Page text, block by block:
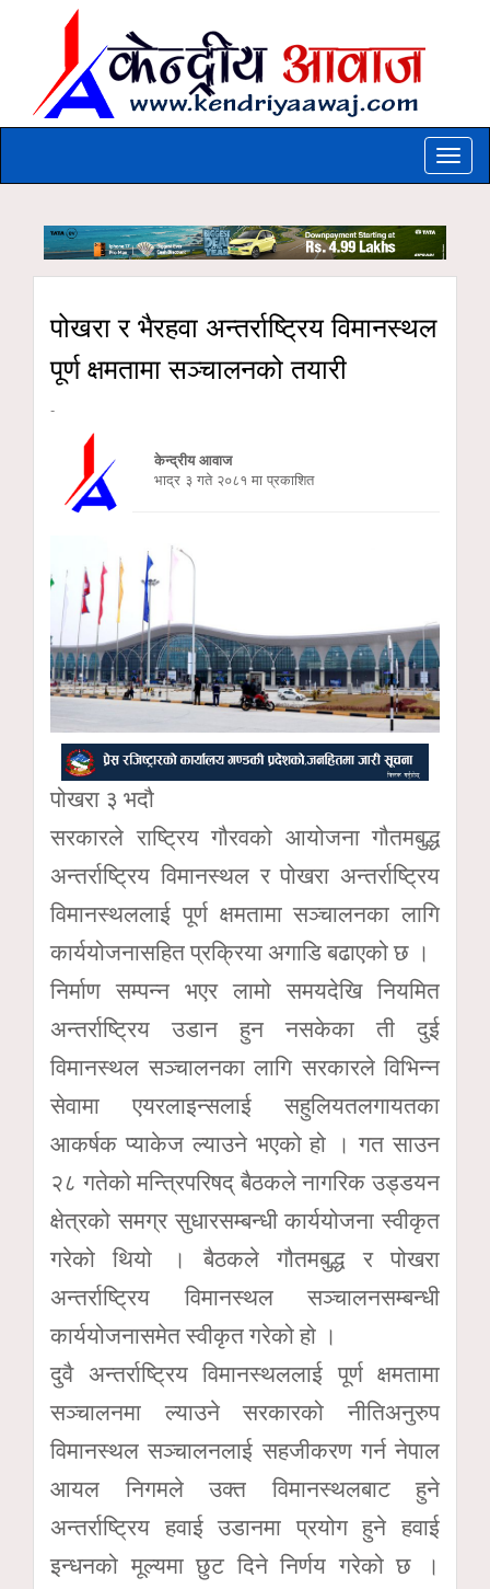
Toggle
पोखरा र भैरहवा अन्तर्राष्ट्रिय विमानस्थल
पूर्ण क्षमतामा सञ्चालनको तयारी
-
केन्द्रीय आवाज
भाद्र ३ गते २०८१ मा प्रकाशित
पोखरा ३ भदौ
सरकारले राष्ट्रिय गौरवको आयोजना गौतमबुद्ध
अन्तर्राष्ट्रिय विमानस्थल र पोखरा अन्तर्राष्ट्रिय
विमानस्थललाई पूर्ण क्षमतामा सञ्चालनका लागि
कार्ययोजनासहित प्रक्रिया अगाडि बढाएको छ ।
निर्माण सम्पन्न भएर लामो समयदेखि नियमित
अन्तर्राष्ट्रिय उडान हुन नसकेका ती दुई
विमानस्थल सञ्चालनका लागि सरकारले विभिन्न
सेवामा एयरलाइन्सलाई सहुलियतलगायतका
आकर्षक प्याकेज ल्याउने भएको हो । गत साउन
२८ गतेको मन्त्रिपरिषद् बैठकले नागरिक उड्डयन
क्षेत्रको समग्र सुधारसम्बन्धी कार्ययोजना स्वीकृत
गरेको थियो । बैठकले गौतमबुद्ध र पोखरा
अन्तर्राष्ट्रिय विमानस्थल सञ्चालनसम्बन्धी
कार्ययोजनासमेत स्वीकृत गरेको हो ।
दुवै अन्तर्राष्ट्रिय विमानस्थललाई पूर्ण क्षमतामा
सञ्चालनमा ल्याउने सरकारको नीतिअनुरुप
विमानस्थल सञ्चालनलाई सहजीकरण गर्न नेपाल
आयल निगमले उक्त विमानस्थलबाट हुने
अन्तर्राष्ट्रिय हवाई उडानमा प्रयोग हुने हवाई
इन्धनको मूल्यमा छुट दिने निर्णय गरेको छ ।